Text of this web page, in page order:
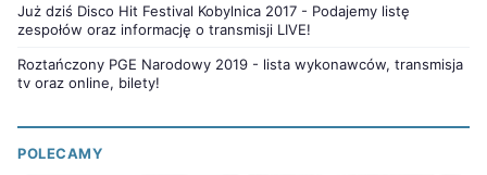
Już dziś Disco Hit Festival Kobylnica 2017 - Podajemy listę
zespołów oraz informację o transmisji LIVE!
Roztańczony PGE Narodowy 2019 - lista wykonawców, transmisja
tv oraz online, bilety!
POLECAMY